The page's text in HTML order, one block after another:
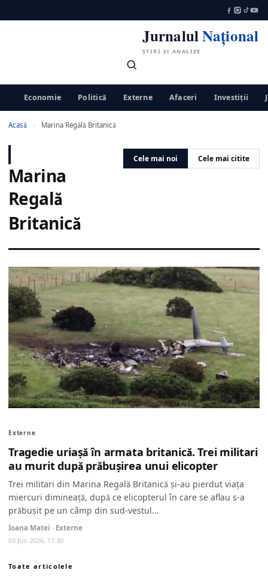
JurnalulNațional
ȘTIRI ȘI ANALIZE
Economie Politică Externe Afaceri Investiții
Acasă › Marina Regală Britanică
Marina
Regală
Britanică
Cele mai noi Cele mai citite
Externe
Tragedie uriașă în armata britanică. Trei militari
au murit după prăbușirea unui elicopter
Trei militari din Marina Regală Britanică și-au pierdut viața
miercuri dimineață, după ce elicopterul în care se aflau s-a
prăbușit pe un câmp din sud-vestul...
Ioana Matei · Externe
03 Jun 2026, 17:30
Toate articolele